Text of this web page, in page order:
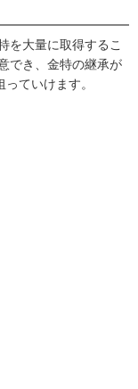
を大量に取得するこ
でき、金特の継承が
ていけます。